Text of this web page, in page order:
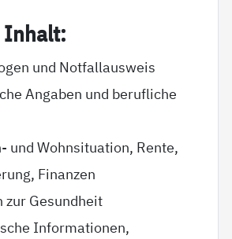
In­halt:
und Notfallausweis
Angaben und berufliche
und Wohnsituation, Rente,
Finanzen
zur Gesundheit
Informationen,